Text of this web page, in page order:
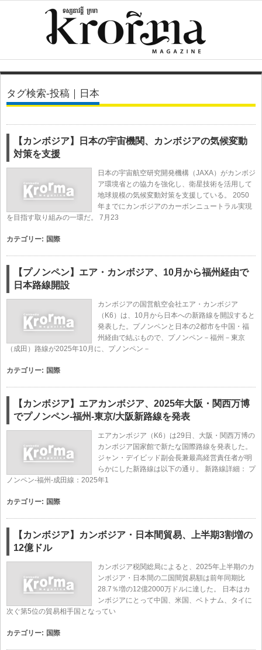
タグ検索-投稿｜日本
【カンボジア】日本の宇宙機関、カンボジアの気候変動
対策を支援
日本の宇宙航空研究開発機構（JAXA）がカンボジ
ア環境省との協力を強化し、衛星技術を活用して
地球規模の気候変動対策を支援している。 2050
年までにカンボジアのカーボンニュートラル実現
を目指す取り組みの一環だ。 7月23
カテゴリー: 国際
【プノンペン】エア・カンボジア、10月から福州経由で
日本路線開設
カンボジアの国営航空会社エア・カンボジア
（K6）は、10月から日本への新路線を開設すると
発表した。プノンペンと日本の2都市を中国・福
州経由で結ぶもので、プノンペン－福州－東京
（成田）路線が2025年10月に、プノンペン－
カテゴリー: 国際
【カンボジア】エアカンボジア、2025年大阪・関西万博
でプノンペン-福州-東京/大阪新路線を発表
エアカンボジア（K6）は29日、大阪・関西万博の
カンボジア国家館で新たな国際路線を発表した。
ジャン・デイビッド副会長兼最高経営責任者が明
らかにした新路線は以下の通り。 新路線詳細： プ
ノンペン-福州-成田線：2025年1
カテゴリー: 国際
【カンボジア】カンボジア・日本間貿易、上半期3割増の
12億ドル
カンボジア税関総局によると、2025年上半期のカ
ンボジア・日本間の二国間貿易額は前年同期比
28.7％増の12億2000万ドルに達した。 日本はカ
ンボジアにとって中国、米国、ベトナム、タイに
次ぐ第5位の貿易相手国となってい
カテゴリー: 国際